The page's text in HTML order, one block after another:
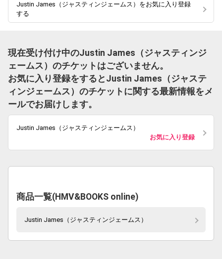
Justin James（ジャスティンジェームス）をお気に入り登録
する
現在受け付け中のJustin James（ジャスティンジ
ェームス）のチケットはございません。
お気に入り登録をするとJustin James（ジャステ
ィンジェームス）のチケットに関する最新情報をメ
ールでお届けします。
Justin James（ジャスティンジェームス）
お気に入り登録
商品一覧(HMV&BOOKS online)
Justin James（ジャスティンジェームス）